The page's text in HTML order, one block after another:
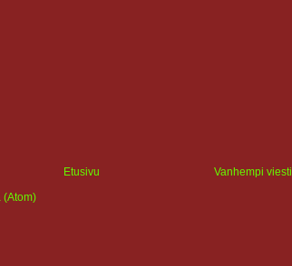
Vanhempi viesti
Etusivu
(Atom)